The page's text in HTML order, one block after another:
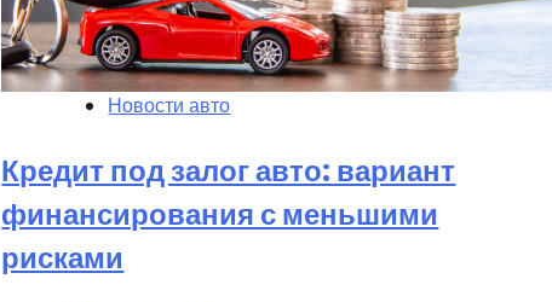
Новости авто
Кредит под залог авто: вариант
финансирования с меньшими
рисками